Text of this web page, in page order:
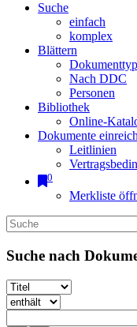
Suche
einfach
komplex
Blättern
Nach DDC
Personen
Bibliothek
Online-
Dokumente
Leitlinien
0
Merkliste
Suche nach